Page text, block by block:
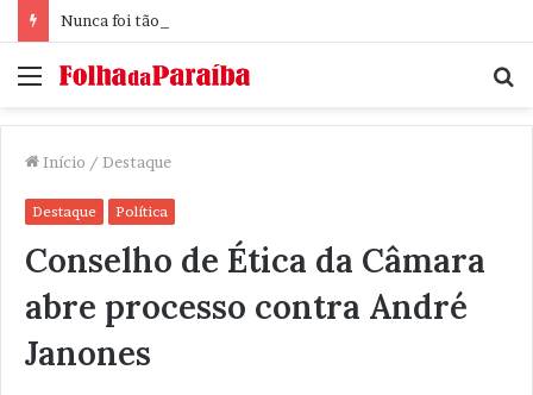
Nunca foi tão difícil pensar
Menu
Início / Destaque
Destaque Política
Conselho de Ética da Câmara
abre processo contra André
Janones